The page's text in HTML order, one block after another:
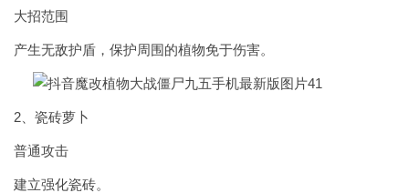
大招范围
产生无敌护盾，保护周围的植物免于伤害。
2、瓷砖萝卜
普通攻击
建立强化瓷砖。